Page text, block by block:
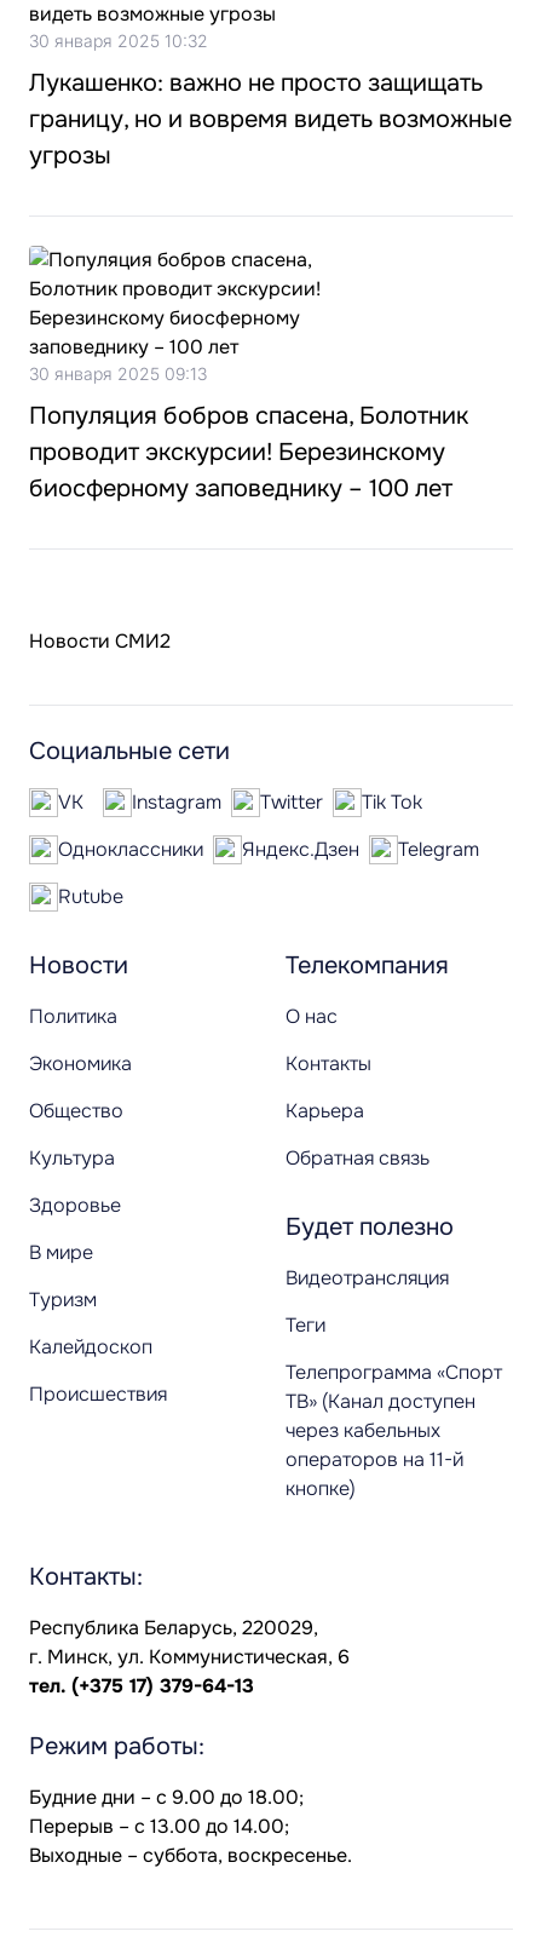
30 января 2025 10:32
Лукашенко: важно не просто защищать
границу, но и вовремя видеть возможные
угрозы
30 января 2025 09:13
Популяция бобров спасена, Болотник
проводит экскурсии! Березинскому
биосферному заповеднику – 100 лет
Новости СМИ2
Новости
Политика
Экономика
Общество
Культура
Здоровье
В мире
Туризм
Калейдоскоп
Происшествия
Телекомпания
О нас
Контакты
Карьера
Обратная связь
Будет полезно
Видеотрансляция
Теги
Телепрограмма «Спорт
ТВ» (Канал доступен
через кабельных
операторов на 11-й
кнопке)
Социальные сети
VK Instagram Twitter
Tik Tok
Одноклассники
Яндекс.Дзен
Telegram
Rutube
Контакты:
Республика Беларусь, 220029,
г. Минск, ул. Коммунистическая, 6
тел. (+375 17) 379-64-13
Режим работы:
Будние дни – с 9.00 до 18.00;
Перерыв – с 13.00 до 14.00;
Выходные – суббота, воскресенье.